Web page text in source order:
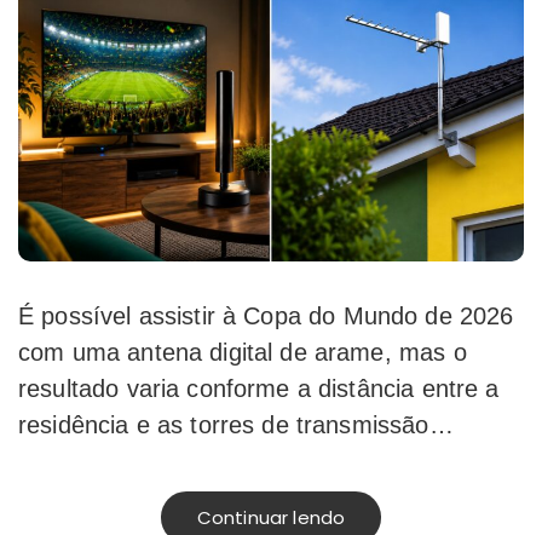
É possível assistir à Copa do Mundo de 2026
com uma antena digital de arame, mas o
resultado varia conforme a distância entre a
residência e as torres de transmissão…
Continuar lendo